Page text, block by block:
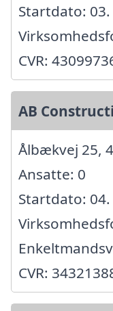
Startdato:
CVR:
AB
Ålbækvej 25,
Ansatte: 0
Startdato:
CVR: